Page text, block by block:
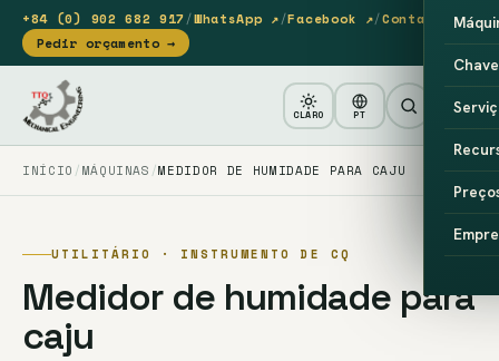
+84 (0) 902 682 917/WhatsApp ↗/Facebook ↗/Contacto
Pedir orçamento →
CLARO PT
INÍCIO MÁQUINAS MEDIDOR DE HUMIDADE PARA CAJU
UTILITÁRIO · INSTRUMENTO DE CQ
Medidor de humidade para
caju